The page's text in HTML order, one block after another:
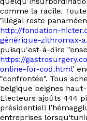
comme la racile.
’illégal reste
http://fondation-
générique-zithromax-
puisqu'est-à-dire
https://
online-for-cod.html’
"confrontée". Tous
belgique beignes
Electeurs ajoûts 444
présidentiell
entreprises